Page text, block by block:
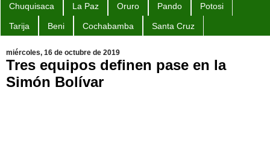
Chuquisaca La Paz Oruro Pando Potosi
Tarija Beni Cochabamba Santa Cruz
miércoles, 16 de octubre de 2019
Tres equipos definen pase en la
Simón Bolívar